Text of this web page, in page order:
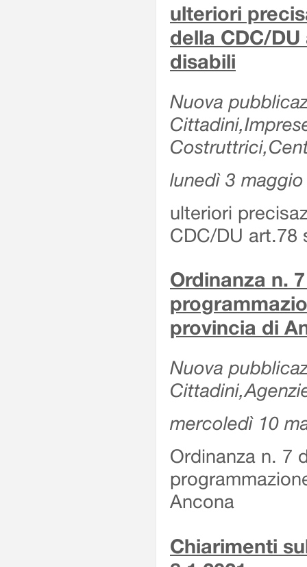
ulteriori
della CDC/
disabili
Nuova
lunedì 3
ulteriori
CDC/DU art.78
Ordinanza n.
provincia di
Nuova
mercoledì 10
Ordinanza n. 7
Ancona
Chiarimenti